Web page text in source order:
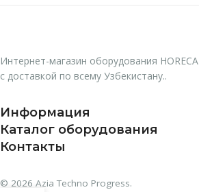
Интернет-магазин оборудования HORECA
с доставкой по всему Узбекистану..
Информация
Каталог оборудования
Контакты
© 2026 Azia Techno Progress.